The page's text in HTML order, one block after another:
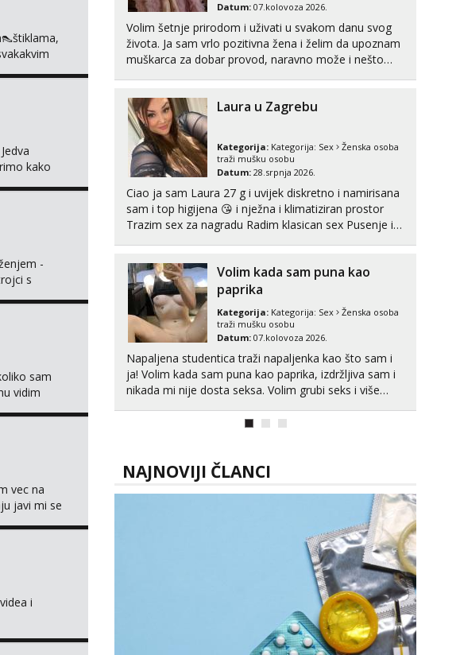
kako
-
s
sam
vidim
vec na
javi mi se
i
Žana
Razgovaram :)
Tel:064/677-677 - Kod: #135
Lili
Čekam tvoj poziv!
Tel: 064/677-677 - Kod: #128
tel:0,93€ - mob:1,12€ min
Anita
Čekam tvoj poziv!
Tel:064/677-677- Kod: #87
Zara
Čekam tvoj poziv!
064/677-677 - Kod: #123
tel:0,93€ - mob:1,12€ min
Anđela
Čekam tvoj poziv!
Tel:064/677-677- Kod: #142
tel:0,93€ - mob:1,12€ min
Datum: 07.kolovoza 2026.
Volim šetnje prirodom i uživati u svakom danu svog
života. Ja sam vrlo pozitivna žena i želim da upoznam
muškarca za dobar provod, naravno može i nešto
Laura u Zagrebu
Kategorija: Kategorija: Sex
Ženska osoba
traži mušku osobu
Datum: 28.srpnja 2026.
Ciao ja sam Laura 27 g i uvijek diskretno i namirisana
sam i top higijena 😘 i nježna i klimatiziran prostor
Trazim sex za nagradu Radim klasican sex Pusenje i
neljubim se Wha...Volim kada sam puna kao
paprika
Kategorija: Kategorija: Sex
Ženska osoba
traži mušku osobu
Datum: 07.kolovoza 2026.
Napaljena studentica traži napaljenka kao što sam i
ja! Volim kada sam puna kao paprika, izdržljiva sam i
nikada mi nije dosta seksa. Volim grubi seks i više
NAJNOVIJI ČLANCI